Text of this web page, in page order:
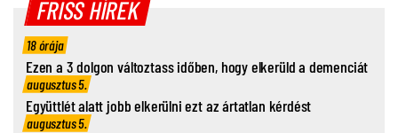
FRISS HÍREK
18 órája
Ezen a 3 dolgon változtass időben, hogy elkerüld a demenciát
augusztus 5.
Együttlét alatt jobb elkerülni ezt az ártatlan kérdést
augusztus 5.